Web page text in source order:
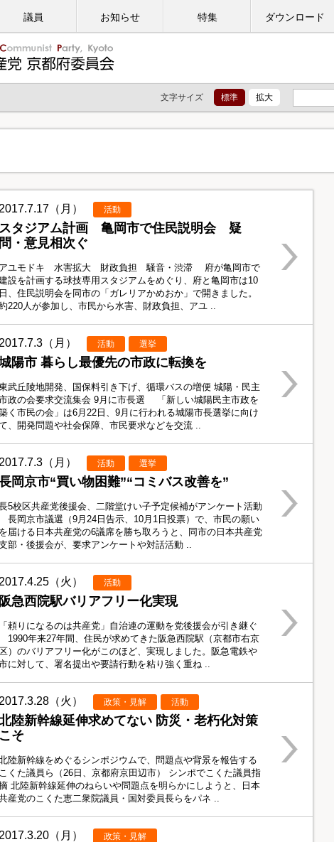
議員 お知らせ 特集 ダウンロード
文字サイズ 標準 拡大
2017.7.17（月） 活動
スタジアム計画 亀岡市で住民説明会 疑
問・意見相次ぐ
アユモドキ 水害拡大 財政負担 騒音・渋滞 府が亀岡市で
設を計画する球技専用スタジアムをめぐり、府と亀岡市は10
日、住民説明会を同市の「ガレリアかめおか」で開きました。
220人が参加し、市民から水害、財政負担、アユ ..
2017.7.3（月） 活動 選挙
陽市 暮らし最優先の市政に転換を
武丘陵地開発、国保料引き下げ、循環バスの増便 城陽・民主
政の会要求交流集会 9月に市長選 「新しい城陽民主市政を
く市民の会」は6月22日、9月に行われる城陽市長選挙に向け
、開発問題や社会保障、市民要求などを交流 ..
2017.7.3（月） 活動 選挙
岡京市“買い物困難”“コミバス改善を”
5校区共産党後援会、二階堂けい子予定候補がアンケート活動
長岡京市議選（9月24日告示、10月1日投票）で、市民の願い
を届ける日本共産党の6議席を勝ち取ろうと、同市の日本共産党
部・後援会が、要求アンケートや対話活動 ..
2017.4.25（火） 活動
阪急西院駅バリアフリー化実現
「頼りになるのは共産党」自治連の運動を党後援会が引き継ぐ
1990年来27年間、住民が求めてきた阪急西院駅（京都市右京
区）のバリアフリー化がこのほど、実現しました。阪急電鉄や
に対して、署名提出や要請行動を粘り強く重ね ..
2017.3.28（火） 政策・見解 活動
陸新幹線延伸求めてない 防災・老朽化対策
こそ
陸新幹線をめぐるシンポジウムで、問題点や背景を報告する
こくた議員ら（26日、京都府京田辺市） シンポでこくた議員指
北陸新幹線延伸のねらいや問題点を明らかにしようと、日本
産党のこくた恵二衆院議員・国対委員長らをパネ ..
2017.3.20（月） 政策・見解